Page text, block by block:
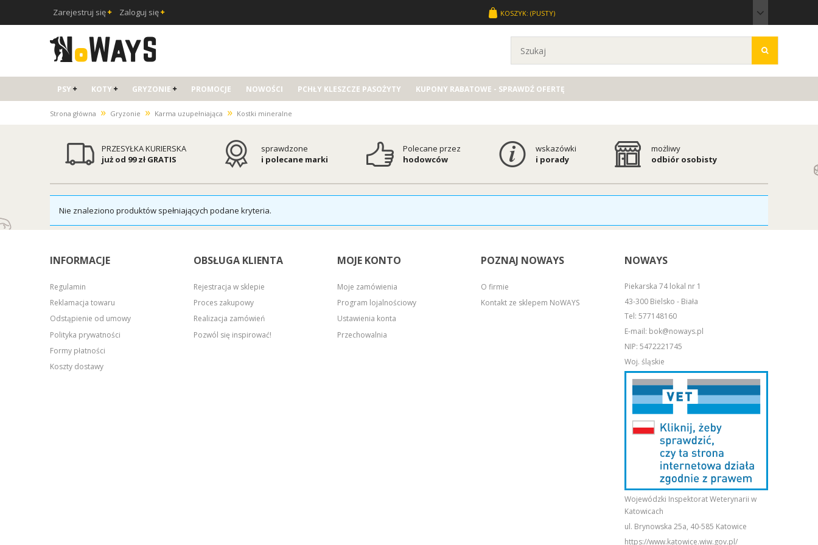
Zarejestruj się Zaloguj się KOSZYK: (PUSTY)
PSY KOTY GRYZONIE PROMOCJE NOWOŚCI PCHŁY KLESZCZE PASOŻYTY KUPONY RABATOWE - SPRAWDŹ OFERTĘ
Strona główna » Gryzonie » Karma uzupełniająca » Kostki mineralne
PRZESYŁKA KURIERSKA
już od 99 zł GRATIS
sprawdzone
i polecane marki
Polecane przez
hodowców
wskazówki
i porady
możliwy
odbiór osobisty
Nie znaleziono produktów spełniających podane kryteria.
INFORMACJE
Regulamin
Reklamacja towaru
Odstąpienie od umowy
Polityka prywatności
Formy płatności
Koszty dostawy
OBSŁUGA KLIENTA
Rejestracja w sklepie
Proces zakupowy
Realizacja zamówień
Pozwól się inspirować!
MOJE KONTO
Moje zamówienia
Program lojalnościowy
Ustawienia konta
Przechowalnia
POZNAJ NOWAYS
O firmie
Kontakt ze sklepem NoWAYS
NOWAYS
Piekarska 74 lokal nr 1
43-300 Bielsko - Biała
Tel: 577148160
E-mail: bok@noways.pl
NIP: 5472221745
Woj. śląskie
Wojewódzki Inspektorat Weterynarii w
Katowicach
ul. Brynowska 25a, 40-585 Katowice
https://www.katowice.wiw.gov.pl/